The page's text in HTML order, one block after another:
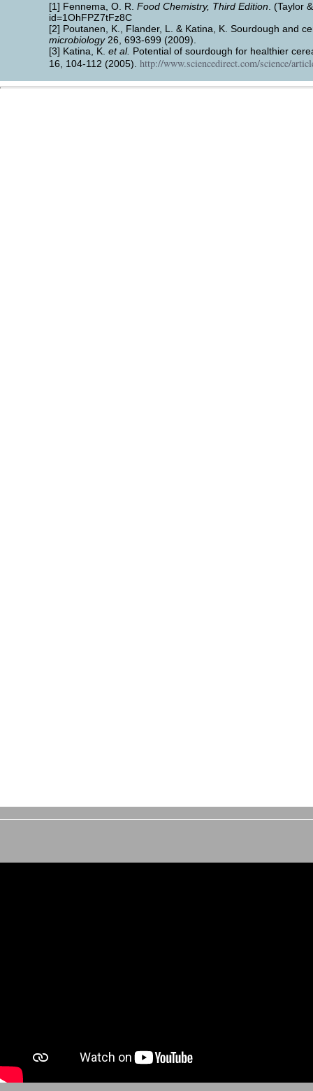
[1] Fennema, O. R. Food Chemistry, Third Edition. (Taylor
id=1OhFPZ7tFz8C
[2] Poutanen, K., Flander, L. & Katina, K. Sourdough and
microbiology26, 693-699 (2009).
[3] Katina, K. et al. Potential of sourdough for healthier
16, 104-112 (2005). http://www.sciencedirect.com/science/